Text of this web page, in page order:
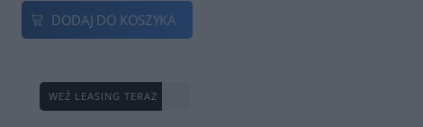
DODAJ DO KOSZYKA
WEŹ LEASING TERAZ